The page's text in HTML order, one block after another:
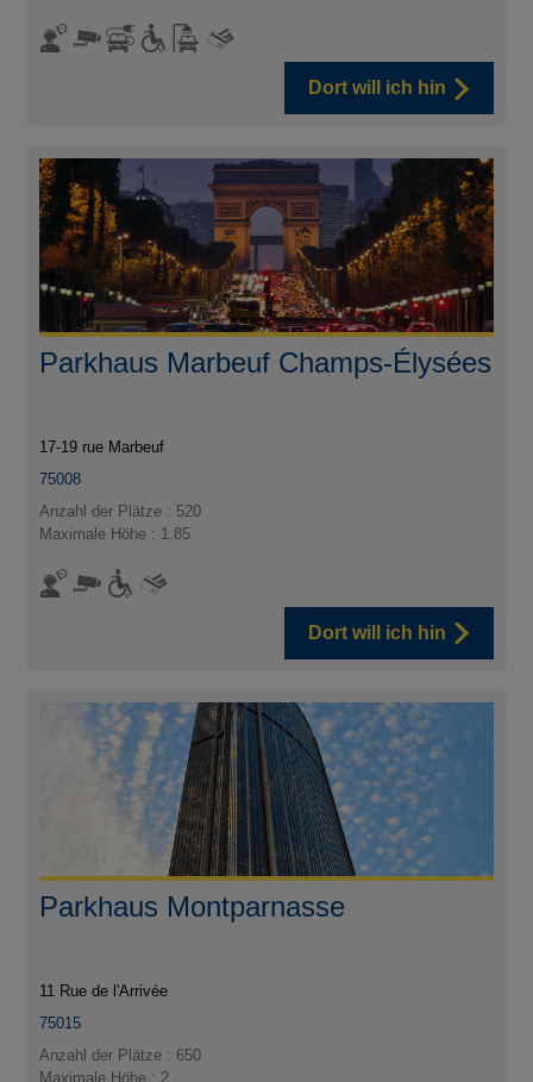
Dort will ich hin
Parkhaus Marbeuf Champs-Élysées
17-19 rue Marbeuf
75008
Anzahl der Plätze : 520
Maximale Höhe : 1.85
Dort will ich hin
Parkhaus Montparnasse
11 Rue de l'Arrivée
75015
Anzahl der Plätze : 650
Maximale Höhe : 2